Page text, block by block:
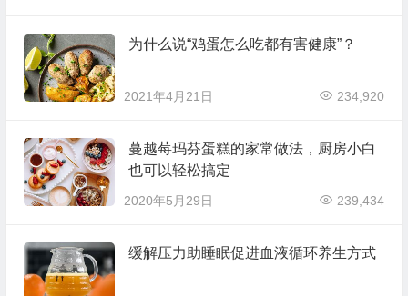
为什么说“鸡蛋怎么吃都有害健康”？
2021年4月21日 234,920
蔓越莓玛芬蛋糕的家常做法，厨房小白
也可以轻松搞定
2020年5月29日 239,434
缓解压力助睡眠促进血液循环养生方式